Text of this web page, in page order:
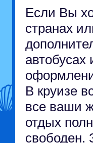
Если Вы
странах
автобусах
В круизе
все ваши
отдых
свободен.